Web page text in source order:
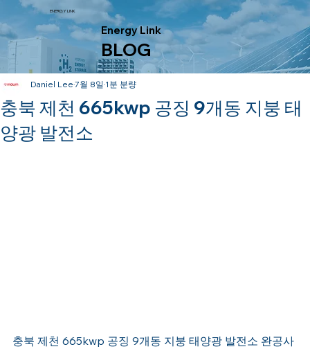
ENERGY LINK
Energy Link
BLOG
충북 제천 665kwp 공징 9개동 지붕 태
양광 발전소
Daniel Lee 7월 8일 1분 분량
충북 제천 665kwp 공징 9개동 지붕 태양광 발전소 완공사